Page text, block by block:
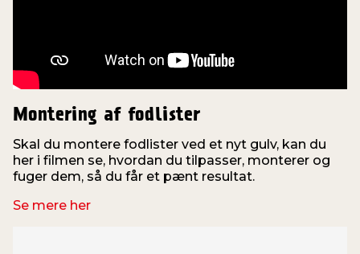
Montering af fodlister
Skal du montere fodlister ved et nyt gulv, kan du
her i filmen se, hvordan du tilpasser, monterer og
fuger dem, så du får et pænt resultat.
Se mere her